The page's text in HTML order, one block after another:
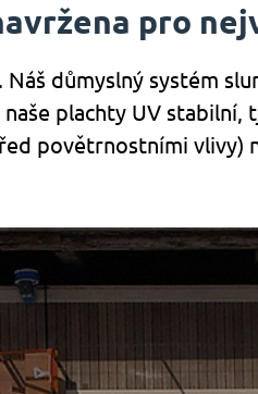
pro
důmyslný systém
plachty UV stabilní,
povětrnostními vlivy)